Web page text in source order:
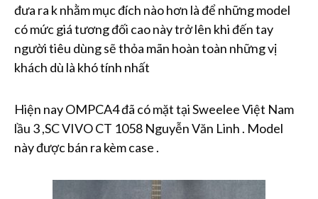
đưa ra k nhằm mục đích nào hơn là để những model
có mức giá tương đối cao này trở lên khi đến tay
người tiêu dùng sẽ thỏa mãn hoàn toàn những vị
khách dù là khó tính nhất
Hiện nay OMPCA4 đã có mặt tại Sweelee Việt Nam
lầu 3 ,SC VIVO CT 1058 Nguyễn Văn Linh . Model
này được bán ra kèm case .